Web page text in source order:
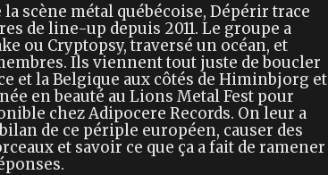
scène métal québécoise, Dépérir trace
de line-up depuis 2011. Le groupe a
ou Cryptopsy, traversé un océan, et
Ils viennent tout juste de boucler
et la Belgique aux côtés de Himinbjorg et
en beauté au Lions Metal Fest pour
chez Adipocere Records. On leur a
de ce périple européen, causer des
et savoir ce que ça a fait de ramener